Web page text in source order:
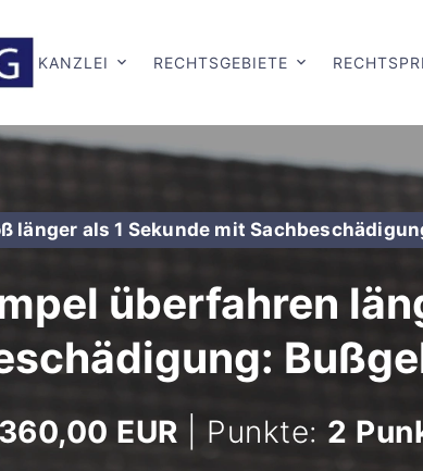
KANZLEI RECHTSGEBIETE
länger als 1 Sekunde mit
überfahren
360,00 EUR | Punkte: 2